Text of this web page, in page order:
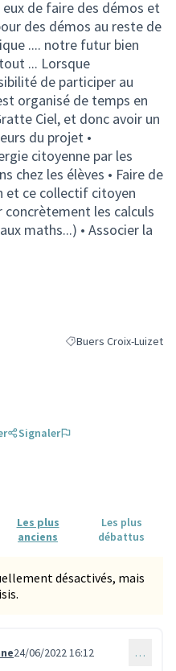
de faire des démos et
des démos au reste de
.... notre futur bien
... Lorsque
de participer au
organisé de temps en
Ciel, et donc avoir un
du projet •
citoyenne par les
chez les élèves • Faire de
et ce collectif citoyen
concrètement les calculs
maths...) • Associer la
Filtrer les résultats
Buers Croix-Luizet
Signaler
Les plus
anciens
Les plus
débattus
désactivés, mais
24/06/2022 16:12 …